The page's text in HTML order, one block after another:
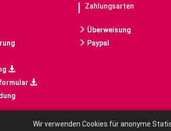
Zahlungsarten
Überweisung
Paypal
Wir verwenden Cookies für anonyme